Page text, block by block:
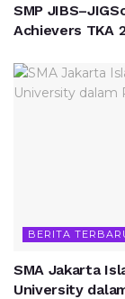
SMP
Achievers TKA
BERITA
SMA Jakarta
University